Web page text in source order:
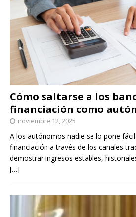
Cómo saltarse a los
financiación como
noviembre 12, 2025
A los autónomos nadie se lo pone
financiación a través de los canales
demostrar ingresos estables,
[…]